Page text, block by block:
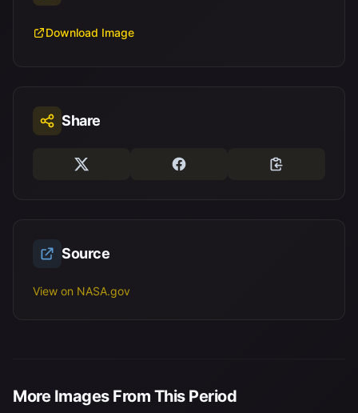
Download Image
Share
Source
View on NASA.gov
More Images From This Period